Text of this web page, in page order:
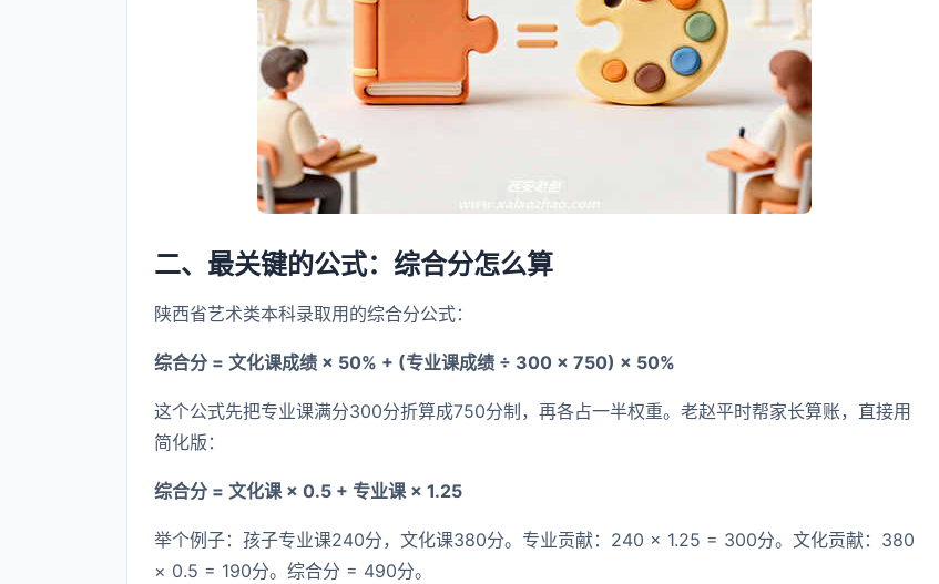
二、最关键的公式：综合分怎么算
陕西省艺术类本科录取用的综合分公式：
综合分 = 文化课成绩 × 50% + (专业课成绩 ÷ 300 × 750) × 50%
这个公式先把专业课满分300分折算成750分制，再各占一半权重。老赵平时帮家长算账，直接用
简化版：
综合分 = 文化课 × 0.5 + 专业课 × 1.25
举个例子：孩子专业课240分，文化课380分。专业贡献：240 × 1.25 = 300分。文化贡献：380
× 0.5 = 190分。综合分 = 490分。